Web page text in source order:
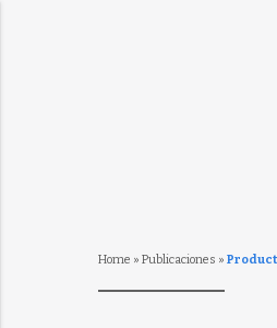
Home » Publicaciones »